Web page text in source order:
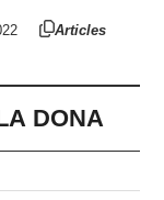
Articles
DONA